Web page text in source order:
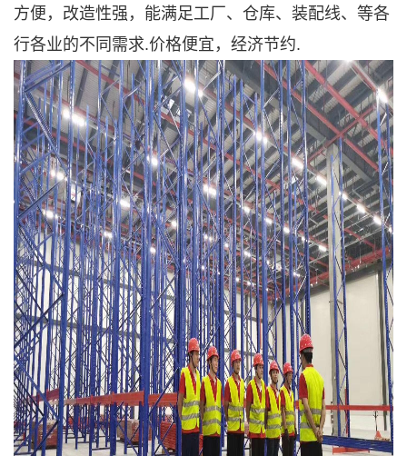
方便，改造性强，能满足工厂、仓库、装配线、等各
行各业的不同需求.价格便宜，经济节约.